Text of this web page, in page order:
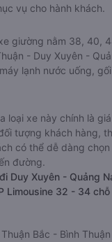
vụ cho hành khách.
giường nằm 38, 40,
- Duy Xuyên -
lạnh nước uống,
loại xe này chính là
tượng khách hàng,
có thể dễ dàng
đường.
Duy Xuyên - Quảng
Limousine 32 - 34 chỗ
Bắc - Bình